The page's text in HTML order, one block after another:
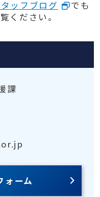
ッフブログ
でも
ください。
課
ォーム